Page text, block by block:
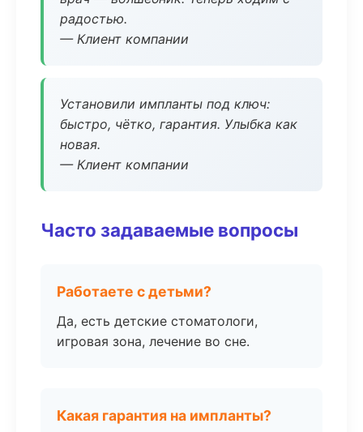
радостью.
— Клиент компании
Установили импланты под ключ:
быстро, чётко, гарантия. Улыбка как
новая.
— Клиент компании
Часто задаваемые вопросы
Работаете с детьми?
Да, есть детские стоматологи,
игровая зона, лечение во сне.
Какая гарантия на импланты?